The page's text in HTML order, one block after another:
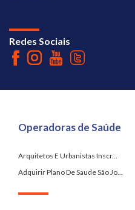
Redes Sociais
Operadoras de Saúde
Arquitetos E Urbanistas Inscr...
Adquirir Plano De Saude São Jo...